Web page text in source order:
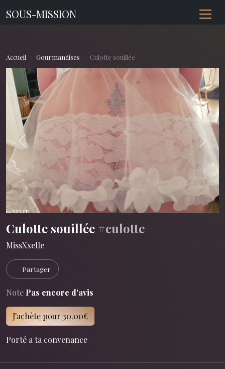
SOUS-MISSION
Accueil Gourmandises Culotte souillée
Previous Next
Culotte souillée #culotte
MissXxelle
Partager
Note Pas encore d'avis
J'achète pour 30.00€
Porté a ta convenance